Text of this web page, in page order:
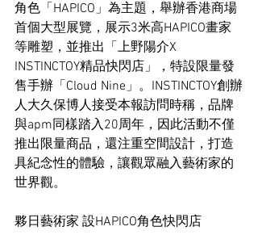
角色「HAPICO」為主題，舉辦香港商場
首個大型展覽，展示3米高HAPICO畫家
等雕塑，並推出「上野陽介X
INSTINCTOY精品快閃店」，特設限量發
售手辦「Cloud Nine」。INSTINCTOY創辦
人大久保博人接受本報訪問時稱，品牌
與apm同樣踏入20周年，因此活動不僅
推出限量商品，還注重空間設計，打造
具紀念性的體驗，讓觀眾融入藝術家的
世界觀。
夥日藝術家 設HAPICO角色快閃店